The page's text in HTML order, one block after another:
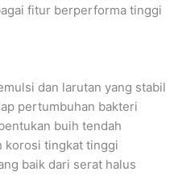
fitur berperforma tinggi
dan larutan yang stabil
pertumbuhan bakteri
buih tendah
korosi tingkat tinggi
baik dari serat halus